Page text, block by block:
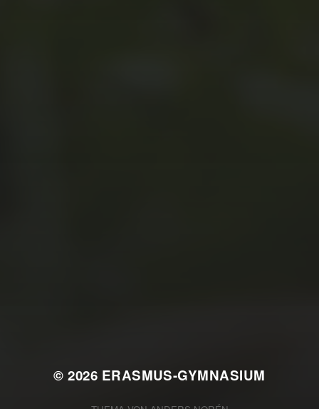
© 2026 ERASMUS-GYMNASIUM